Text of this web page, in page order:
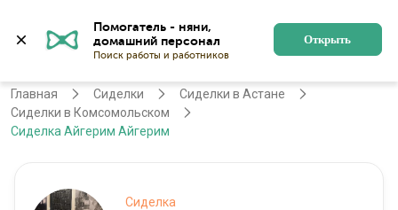
Помогатель - няни,
Поиск работы и работников
Открыть
Астана Регистрация
Главная Сиделки
Сиделки в Астане
Сиделки в Комсомольском
Сиделка Айгерим Айгерим
Сиделка